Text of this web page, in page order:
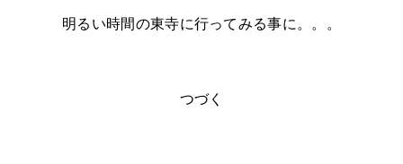
明るい時間の東寺に行ってみる事に。。。
つづく